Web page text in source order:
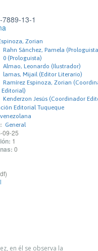
13-1
Zorian
Rahn Sánchez, Pamela
0 (Prologuista)
Almao, Leonardo (Ilustrador)
lamas, Mijail (Editor Literario)
Ramírez Espinoza, Zorian
Editorial)
Kenderzon Jesús (Coordinador
Editorial Tuqueque
General
09-25
1
0
en él se observa la